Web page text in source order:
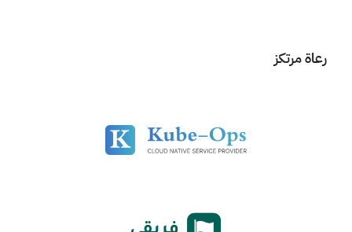
رعاة مرتكز